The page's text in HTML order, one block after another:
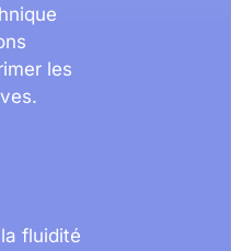
les
fluidité